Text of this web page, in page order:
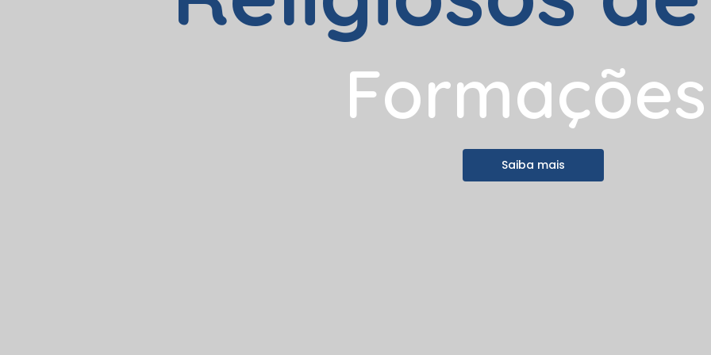
Formações
Saiba mais